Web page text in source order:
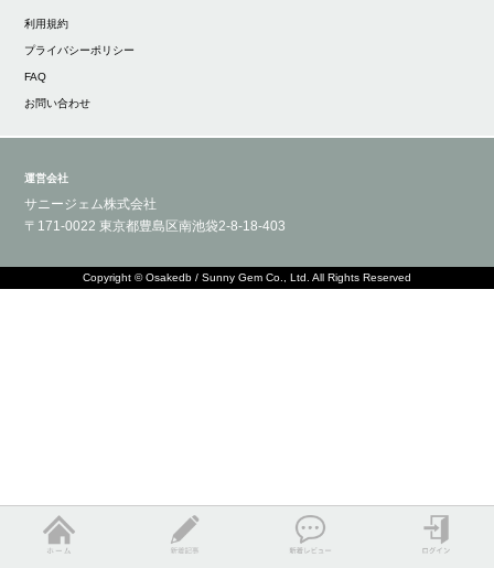
利用規約
プライバシーポリシー
FAQ
お問い合わせ
運営会社
サニージェム株式会社
〒171-0022 東京都豊島区南池袋2-8-18-403
Copyright © Osakedb / Sunny Gem Co., Ltd. All Rights Reserved